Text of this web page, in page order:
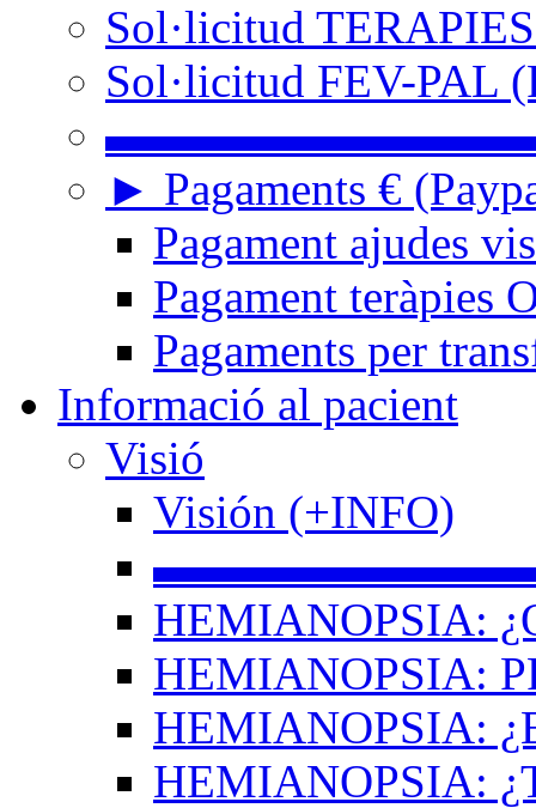
Sol·licitud
Sol·licitud FEV-PAL
► Pagaments €
Pagament ajudes
Pagament teràpies
Pagaments per
Informació al pacient
Visió
Visión (+INFO)
HEMIANOPSIA:
HEMIANOPSIA:
HEMIANOPSIA:
HEMIANOPSIA: